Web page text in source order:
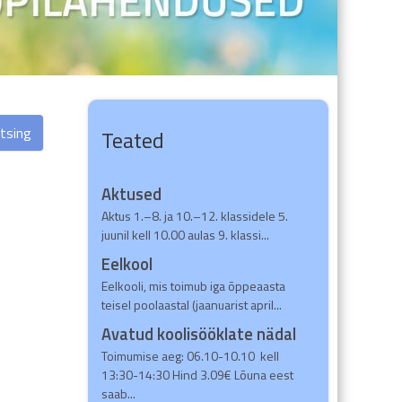
Teated
Aktused
Aktus 1.–8. ja 10.–12. klassidele 5.
juunil kell 10.00 aulas 9. klassi...
Eelkool
Eelkooli, mis toimub iga õppeaasta
teisel poolaastal (jaanuarist april...
Avatud koolisööklate nädal
Toimumise aeg: 06.10-10.10 kell
13:30-14:30 Hind 3.09€ Lõuna eest
saab...